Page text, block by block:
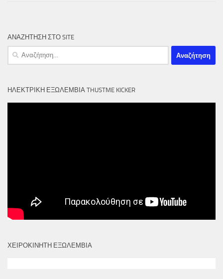
ΑΝΑΖΗΤΗΣΗ ΣΤΟ SITE
Αναζήτηση
για:
ΗΛΕΚΤΡΙΚΉ ΕΞΩΛΈΜΒΙΑ THUSTME KICKER
ΧΕΙΡΟΚΙΝΗΤΗ ΕΞΩΛΕΜΒΙΑ